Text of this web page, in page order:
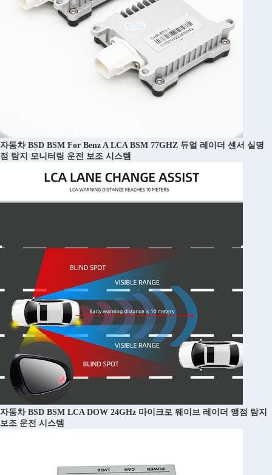
자동차 BSD BSM For Benz A LCA BSM 77GHZ 듀얼 레이더 센서 실명
점 탐지 모니터링 운전 보조 시스템
자동차 BSD BSM LCA DOW 24GHz 마이크로 웨이브 레이더 맹점 탐지
보조 운전 시스템